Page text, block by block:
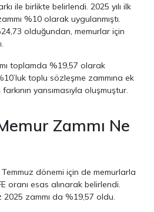
ile birlikte belirlendi. 2025 yılı ilk
%10 olarak uygulanmıştı.
olduğundan, memurlar için
toplamda %19,57 olarak
toplu sözleşme zammına ek
yansımasıyla oluşmuştur.
Zammı Ne
Temmuz dönemi için de memurlarla
oranı esas alınarak belirlendi.
2025 zammı da %19,57 oldu.